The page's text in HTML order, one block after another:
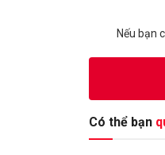
Nếu bạn
Có thể bạn